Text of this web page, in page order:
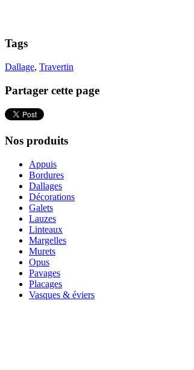
Tags
Dallage, Travertin
Partager cette page
Nos produits
Appuis
Bordures
Dallages
Décorations
Galets
Lauzes
Linteaux
Margelles
Murets
Opus
Pavages
Placages
Vasques & éviers